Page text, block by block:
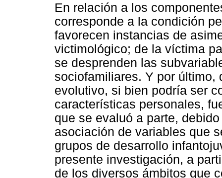
En relación a los
corresponde a la condición
favorecen instancias de
victimológico; de la víctima
se desprenden las
sociofamiliares. Y por último,
evolutivo, si bien podría ser
características personales,
que se evaluó a parte,
asociación de variables que
grupos de desarrollo
presente investigación, a
de los diversos ámbitos que